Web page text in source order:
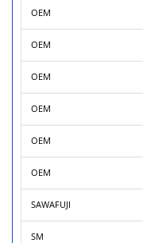
OEM
OEM
OEM
OEM
OEM
OEM
SAWAFUJI
SM